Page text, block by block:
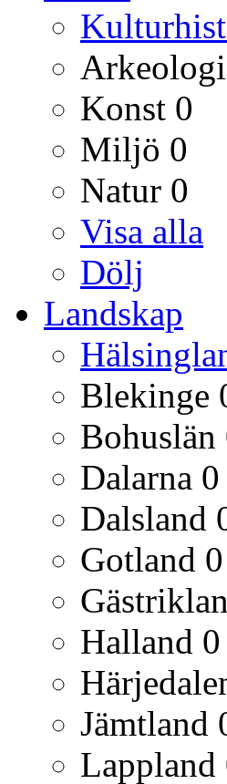
Arkeologi
Konst 0
Miljö 0
Natur 0
Visa alla
Dölj
Landskap
Blekinge
Bohuslän
Dalarna 0
Dalsland
Gotland 0
Halland 0
Jämtland
Lappland